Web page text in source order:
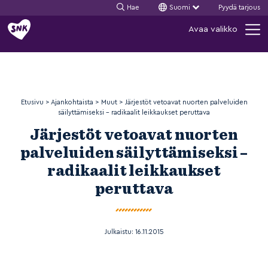
Siirry
sisältöön
Hae Suomi Pyydä tarjous
Avaa valikko
Etusivu > Ajankohtaista > Muut>
Järjestöt vetoavat nuorten palveluiden
säilyttämiseksi – radikaalit leikkaukset peruttava
Järjestöt vetoavat nuorten
palveluiden säilyttämiseksi –
radikaalit leikkaukset
peruttava
Julkaistu: 16.11.2015